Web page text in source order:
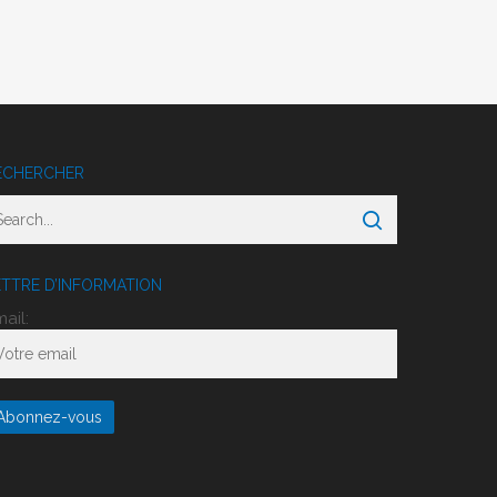
D’INFORMATION